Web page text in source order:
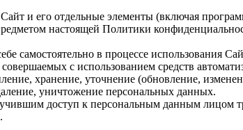
и его отдельные элементы (включая
настоящей Политики
самостоятельно в процессе использования
с использованием средств
хранение, уточнение (обновление,
уничтожение персональных данных.
доступ к персональным данным лицом